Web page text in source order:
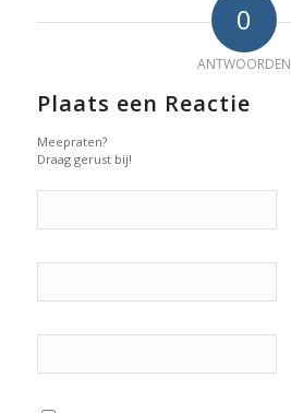
0
ANTWOORDEN
Plaats een Reactie
Meepraten?
Draag gerust bij!